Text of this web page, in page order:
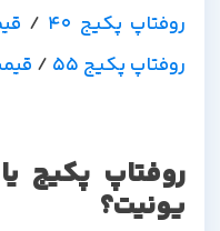
روفتاپ پکیج 40
/قیمت
روفتاپ پکیج 55
/قیمت
روفتاپ پکیج یا
یونیت؟